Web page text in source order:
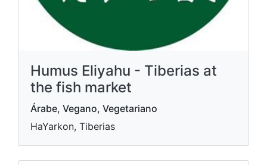
Humus Eliyahu - Tiberias at
the fish market
Árabe, Vegano, Vegetariano
HaYarkon, Tiberias